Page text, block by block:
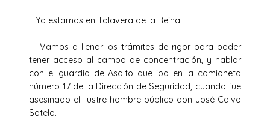
Ya estamos en Talavera de la Reina.
Vamos a llenar los trámites de rigor para poder
tener acceso al campo de concentración, y hablar
con el guardia de Asalto que iba en la camioneta
número 17 de la Dirección de Seguridad, cuando fue
asesinado el ilustre hombre público don José Calvo
Sotelo.